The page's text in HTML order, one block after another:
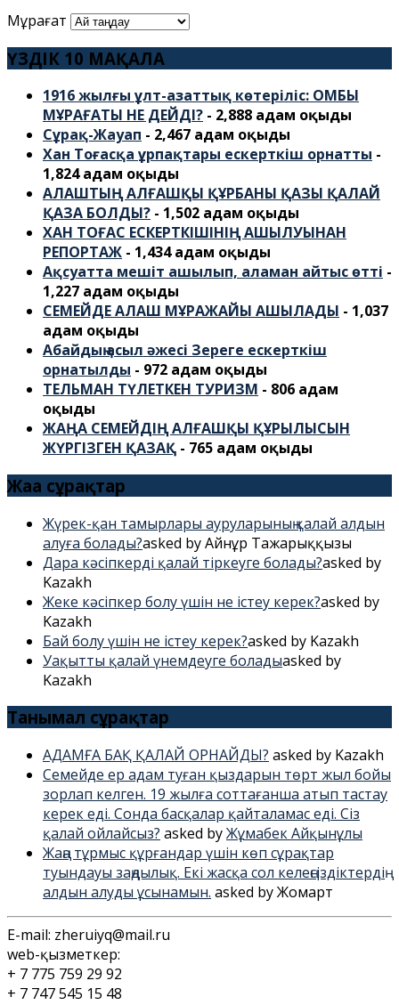
Мұрағат
ҮЗДІК 10 МАҚАЛА
1916 жылғы ұлт-азаттық көтеріліс: ОМБЫ
МҰРАҒАТЫ НЕ ДЕЙДІ? - 2,888 адам оқыды
Сұрақ-Жауап - 2,467 адам оқыды
Хан Тоғасқа ұрпақтары ескерткіш орнатты -
1,824 адам оқыды
АЛАШТЫҢ АЛҒАШҚЫ ҚҰРБАНЫ ҚАЗЫ ҚАЛАЙ
ҚАЗА БОЛДЫ? - 1,502 адам оқыды
ХАН ТОҒАС ЕСКЕРТКІШІНІҢ АШЫЛУЫНАН
РЕПОРТАЖ - 1,434 адам оқыды
Ақсуатта мешіт ашылып, аламан айтыс өтті -
1,227 адам оқыды
СЕМЕЙДЕ АЛАШ МҰРАЖАЙЫ АШЫЛАДЫ - 1,037
адам оқыды
Абайдың асыл әжесі Зереге ескерткіш
орнатылды - 972 адам оқыды
ТЕЛЬМАН ТҮЛЕТКЕН ТУРИЗМ - 806 адам
оқыды
ЖАҢА СЕМЕЙДІҢ АЛҒАШҚЫ ҚҰРЫЛЫСЫН
ЖҮРГІЗГЕН ҚАЗАҚ - 765 адам оқыды
Жаңа сұрақтар
Жүрек-қан тамырлары ауруларының қалай алдын
алуға болады?asked by Айнұр Таңжарыққызы
Дара кәсіпкерді қалай тіркеуге болады?asked by
Kazakh
Жеке кәсіпкер болу үшін не істеу керек?asked by
Kazakh
Бай болу үшін не істеу керек?asked by Kazakh
Уақытты қалай үнемдеуге боладыasked by
Kazakh
Танымал сұрақтар
АДАМҒА БАҚ ҚАЛАЙ ОРНАЙДЫ? asked by Kazakh
Семейде ер адам туған қыздарын төрт жыл бойы
зорлап келген. 19 жылға соттағанша атып тастау
керек еді. Сонда басқалар қайталамас еді. Сіз
қалай ойлайсыз? asked byЖұмабек Айқынұлы
Жаңа тұрмыс құрғандар үшін көп сұрақтар
туындауы заңдылық. Екі жасқа сол келеңсіздіктердің
алдын алуды ұсынамын. asked by Жомарт
E-mail: zheruiyq@mail.ru
web-қызметкер:
+ 7 775 759 29 92
+ 7 747 545 15 48